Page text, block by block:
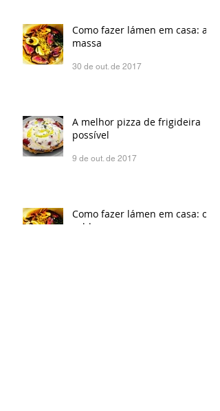
Como fazer lámen em casa: a
massa
30 de out. de 2017
A melhor pizza de frigideira
possível
9 de out. de 2017
Como fazer lámen em casa: o
caldo